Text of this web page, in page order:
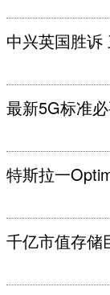
中兴英国胜诉
最新5G标准
特斯拉一
千亿市值存储